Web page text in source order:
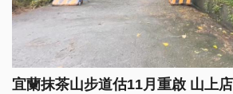
宜蘭抹茶山步道估11月重啟 山上